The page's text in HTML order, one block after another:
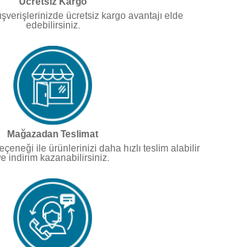
ücretsiz kargo avantajı elde
edebilirsiniz.
Mağazadan Teslimat
ile ürünlerinizi daha hızlı teslim alabilir
indirim kazanabilirsiniz.